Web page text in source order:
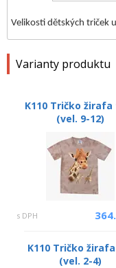
Velikosti dětských triček
Varianty produktu
K110 Tričko žirafa
(vel. 9-12)
s DPH
K110 Tričko
(vel. 2-4)